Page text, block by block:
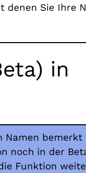
Sie Ihre
in
Namen bemerkt
noch in der
Funktion